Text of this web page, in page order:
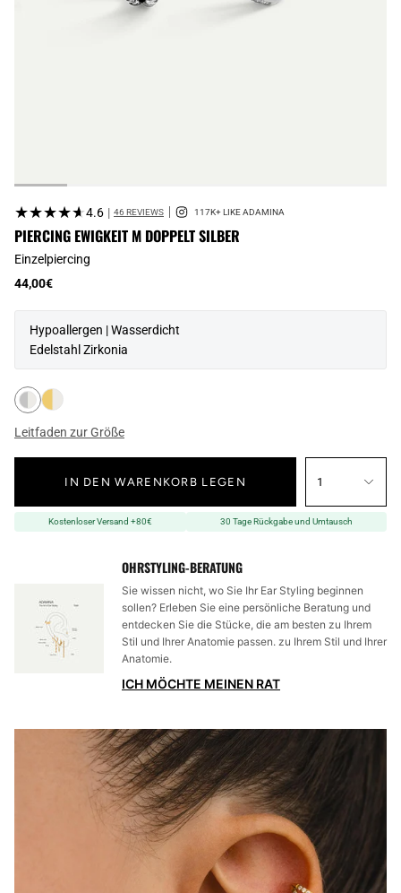
★★★★★
★★★★★4.6 | 46 REVIEWS
PIERCING EWIGKEIT M DOPPELT SILBER
Einzelpiercing
44,00€
Hypoallergen | Wasserdicht
Edelstahl Zirkonia
Leitfaden zur Größe
1
IN DEN WARENKORB LEGEN
Kostenloser Versand +80€ 30 Tage Rückgabe und Umtausch
OHRSTYLING-BERATUNG
Sie wissen nicht, wo Sie Ihr Ear Styling beginnen
sollen? Erleben Sie eine persönliche Beratung und
entdecken Sie die Stücke, die am besten zu Ihrem
Stil und Ihrer Anatomie passen. zu Ihrem Stil und Ihrer
Anatomie.
ICH MÖCHTE MEINEN RAT